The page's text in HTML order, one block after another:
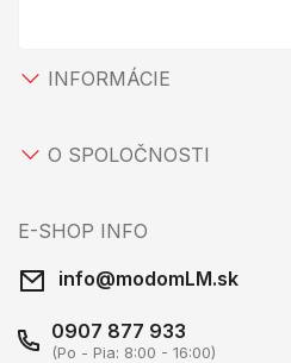
INFORMÁCIE
O SPOLOČNOSTI
E-SHOP INFO
info@modomLM.sk
0907 877 933
(Po - Pia: 8:00 - 16:00)